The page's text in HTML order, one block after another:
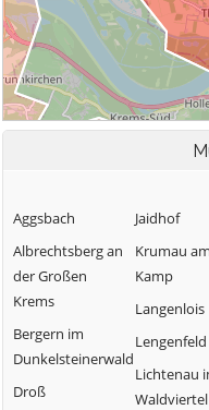
Aggsbach
Albrechtsberg an
der Großen
Krems
Bergern im
Dunkelsteinerwald
Droß
Jaidhof
Krumau am
Kamp
Langenlois
Lengenfeld
Lichtenau
Waldviertel